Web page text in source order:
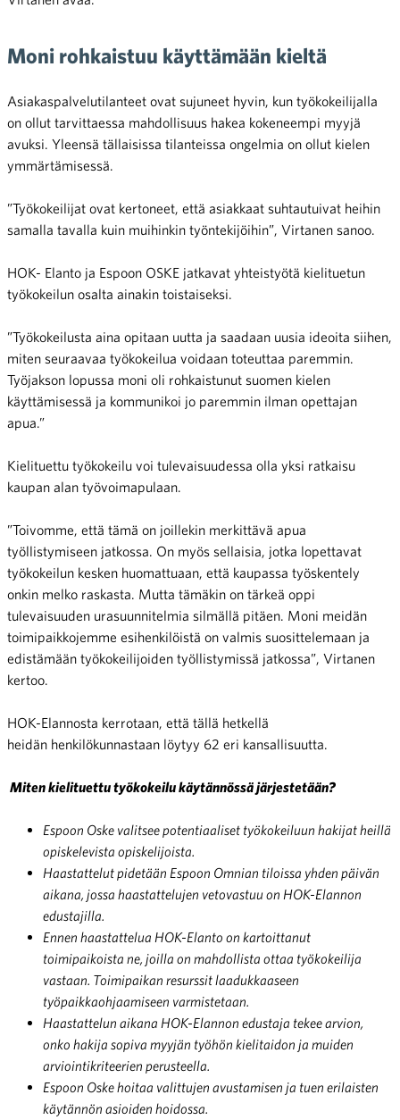
Moni rohkaistuu käyttämään kieltä
Asiakaspalvelutilanteet ovat sujuneet hyvin, kun työkokeilijalla
on ollut tarvittaessa mahdollisuus hakea kokeneempi myyjä
avuksi. Yleensä tällaisissa tilanteissa ongelmia on ollut kielen
ymmärtämisessä.
”Työkokeilijat ovat kertoneet, että asiakkaat suhtautuivat heihin
samalla tavalla kuin muihinkin työntekijöihin”, Virtanen sanoo.
HOK- Elanto ja Espoon OSKE jatkavat yhteistyötä kielituetun
työkokeilun osalta ainakin toistaiseksi.
”Työkokeilusta aina opitaan uutta ja saadaan uusia ideoita siihen,
miten seuraavaa työkokeilua voidaan toteuttaa paremmin.
Työjakson lopussa moni oli rohkaistunut suomen kielen
käyttämisessä ja kommunikoi jo paremmin ilman opettajan
apua.”
Kielituettu työkokeilu voi tulevaisuudessa olla yksi ratkaisu
kaupan alan työvoimapulaan.
”Toivomme, että tämä on joillekin merkittävä apua
työllistymiseen jatkossa. On myös sellaisia, jotka lopettavat
työkokeilun kesken huomattuaan, että kaupassa työskentely
onkin melko raskasta. Mutta tämäkin on tärkeä oppi
tulevaisuuden urasuunnitelmia silmällä pitäen. Moni meidän
toimipaikkojemme esihenkilöistä on valmis suosittelemaan ja
edistämään työkokeilijoiden työllistymissä jatkossa”, Virtanen
kertoo.
HOK-Elannosta kerrotaan, että tällä hetkellä
heidän henkilökunnastaan löytyy 62 eri kansallisuutta.
Miten kielituettu työkokeilu käytännössä järjestetään?
Espoon Oske valitsee potentiaaliset työkokeiluun hakijat heillä
opiskelevista opiskelijoista.
Haastattelut pidetään Espoon Omnian tiloissa yhden päivän
aikana, jossa haastattelujen vetovastuu on HOK-Elannon
edustajilla.
Ennen haastattelua HOK-Elanto on kartoittanut
toimipaikoista ne, joilla on mahdollista ottaa työkokeilija
vastaan. Toimipaikan resurssit laadukkaaseen
työpaikkaohjaamiseen varmistetaan.
Haastattelun aikana HOK-Elannon edustaja tekee arvion,
onko hakija sopiva myyjän työhön kielitaidon ja muiden
arviointikriteerien perusteella.
Espoon Oske hoitaa valittujen avustamisen ja tuen erilaisten
käytännön asioiden hoidossa.